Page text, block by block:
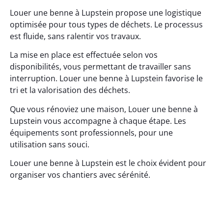
Louer une benne à Lupstein propose une logistique
optimisée pour tous types de déchets. Le processus
est fluide, sans ralentir vos travaux.
La mise en place est effectuée selon vos
disponibilités, vous permettant de travailler sans
interruption. Louer une benne à Lupstein favorise le
tri et la valorisation des déchets.
Que vous rénoviez une maison, Louer une benne à
Lupstein vous accompagne à chaque étape. Les
équipements sont professionnels, pour une
utilisation sans souci.
Louer une benne à Lupstein est le choix évident pour
organiser vos chantiers avec sérénité.